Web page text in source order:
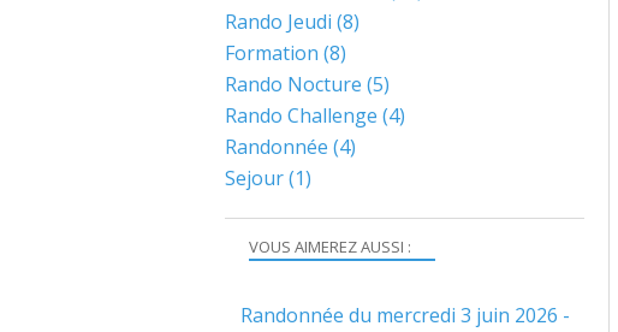
VOUS AIMEREZ AUSSI :
Randonnée du mercredi 3 juin 2026 -
Rando Jeudi (8)
Formation (8)
Rando Nocture (5)
Rando Challenge (4)
Randonnée (4)
Sejour(1)